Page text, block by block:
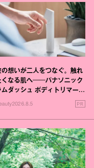
の想いが二人をつなぐ。触れ
くなる肌へ──パナソニック
ムダッシュ ボディトリマーが
2026.8.5 PR